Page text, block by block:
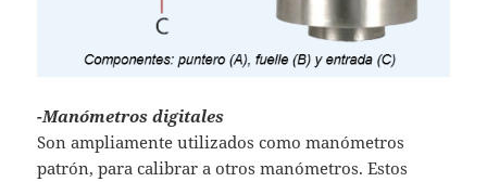
-Manómetros digitales
Son ampliamente utilizados como manómetros
patrón, para calibrar a otros manómetros. Estos